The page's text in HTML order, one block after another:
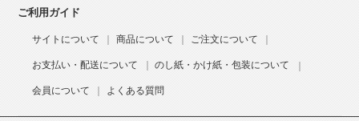
ご利用ガイド
サイトについて 商品について ご注文について
お支払い・配送について のし紙・かけ紙・包装について
会員について よくある質問